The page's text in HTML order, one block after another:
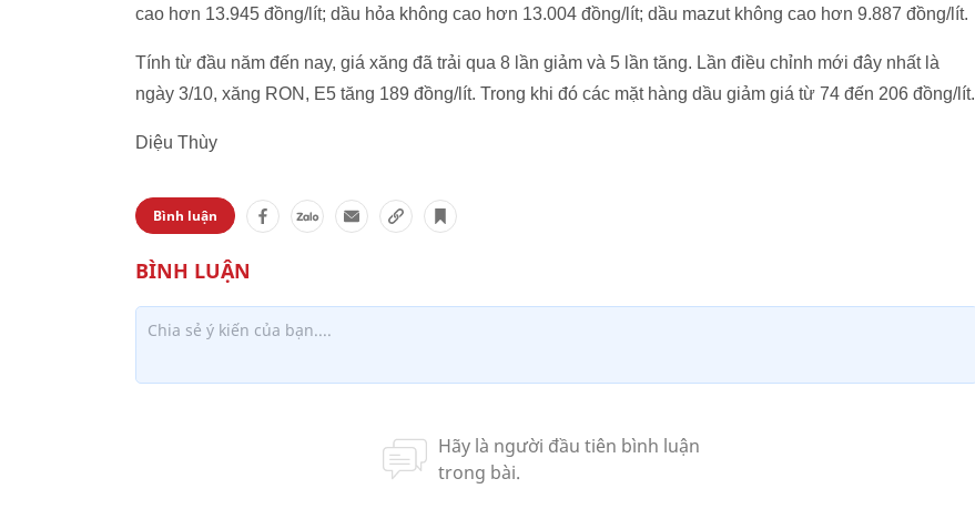
cao hơn 13.945 đồng/lít; dầu hỏa không cao hơn 13.004 đồng/lít; dầu mazut không cao hơn 9.887 đồng/lít.
Tính từ đầu năm đến nay, giá xăng đã trải qua 8 lần giảm và 5 lần tăng. Lần điều chỉnh mới đây nhất là
ngày 3/10, xăng RON, E5 tăng 189 đồng/lít. Trong khi đó các mặt hàng dầu giảm giá từ 74 đến 206 đồng/lít.
Diệu Thùy
Bình luận